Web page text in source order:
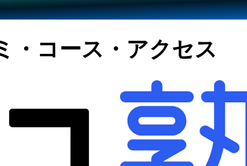
・コース・アクセス